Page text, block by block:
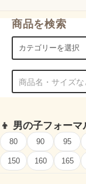
商品を検索
👦 男の子フォーマ
80 90 95
150 160 165